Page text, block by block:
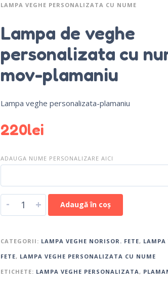
LAMPA VEGHE PERSONALIZATA CU NUME
Lampa de veghe
personalizata cu
mov-plamaniu
Lampa veghe personalizata-plamaniu
220lei
ADAUGA NUME PERSONALIZARE AICI
- + Adaugă în coș
CATEGORII: LAMPA VEGHE NORISOR. FETE, LAMPA
FETE, LAMPA VEGHE PERSONALIZATA CU NUME
ETICHETE: LAMPA VEGHE PERSONALIZATA,